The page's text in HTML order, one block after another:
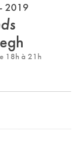
2019
18h à 21h